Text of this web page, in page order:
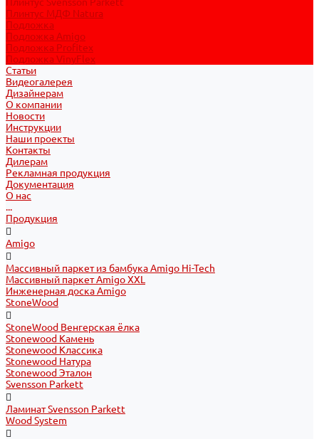
Плинтус МДФ Natura
Подложка
Подложка Amigo
Подложка Profitex
Подложка VinyFlex
Статьи
Видеогалерея
Дизайнерам
О компании
Новости
Инструкции
Наши проекты
Контакты
Дилерам
Рекламная продукция
Документация
О нас
...
Продукция
Amigo
Массивный паркет из бамбука Amigo Hi-Tech
Массивный паркет Amigo XXL
Инженерная доска Amigo
StoneWood
StoneWood Венгерская ёлка
Stonewood Камень
Stonewood Классика
Stonewood Натура
Stonewood Эталон
Svensson Parkett
Ламинат Svensson Parkett
Wood System